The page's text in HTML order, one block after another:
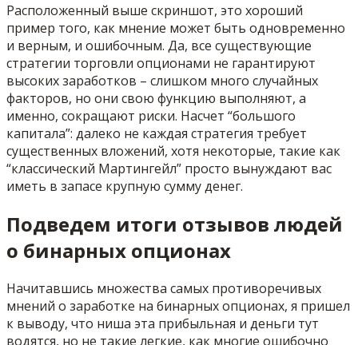
Расположенный выше скриншот, это хороший
пример того, как мнение может быть одновременно
и верным, и ошибочным. Да, все существующие
стратегии торговли опционами не гарантируют
высоких заработков – слишком много случайных
факторов, но они свою функцию выполняют, а
именно, сокращают риски. Насчет “большого
капитала”: далеко не каждая стратегия требует
существенных вложений, хотя некоторые, такие как
“классический Мартингейл” просто вынуждают вас
иметь в запасе крупную сумму денег.
Подведем итоги отзывов людей
о бинарных опционах
Начитавшись множества самых противоречивых
мнений о заработке на бинарных опционах, я пришел
к выводу, что ниша эта прибыльная и деньги тут
водятся, но не такие легкие, как многие ошибочно